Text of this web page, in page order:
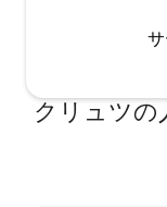
クリュツの